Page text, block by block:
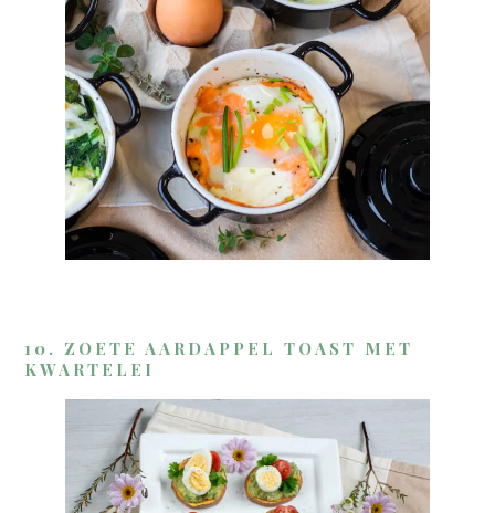
10. ZOETE AARDAPPEL TOAST MET
KWARTELEI